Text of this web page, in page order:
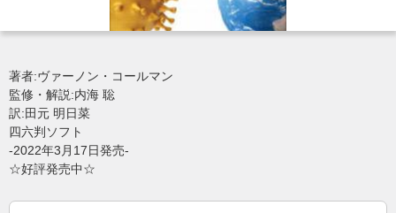
著者:ヴァーノン・コールマン
監修・解説:内海 聡
訳:田元 明日菜
四六判ソフト
-2022年3月17日発売-
☆好評発売中☆